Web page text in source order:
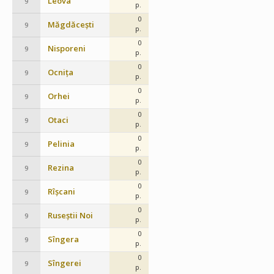
p.
9 Măgdăcești
0
p.
9 Nisporeni
0
p.
9 Ocnița
0
p.
9 Orhei
0
p.
9 Otaci
0
p.
9 Pelinia
0
p.
9 Rezina
0
p.
9 Rîșcani
0
p.
9 Ruseștii Noi
0
p.
9 Sîngera
0
p.
9 Sîngerei
0
p.